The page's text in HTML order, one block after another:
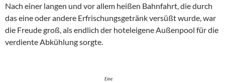
Nach einer langen und vor allem heißen Bahnfahrt, die durch
das eine oder andere Erfrischungsgetränk versüßt wurde, war
die Freude groß, als endlich der hoteleigene Außenpool für die
verdiente Abkühlung sorgte.
Eine